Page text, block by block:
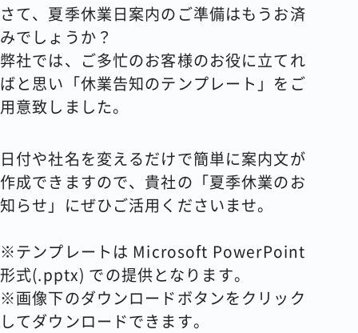
資料請求 お問い合わせ
さて、夏季休業日案内のご準備はもうお済
みでしょうか？
弊社では、ご多忙のお客様のお役に立てれ
ばと思い「休業告知のテンプレート」をご
用意致しました。
日付や社名を変えるだけで簡単に案内文が
作成できますので、貴社の「夏季休業のお
知らせ」にぜひご活用くださいませ。
※テンプレートは Microsoft PowerPoint
形式(.pptx) での提供となります。
※画像下のダウンロードボタンをクリック
してダウンロードできます。